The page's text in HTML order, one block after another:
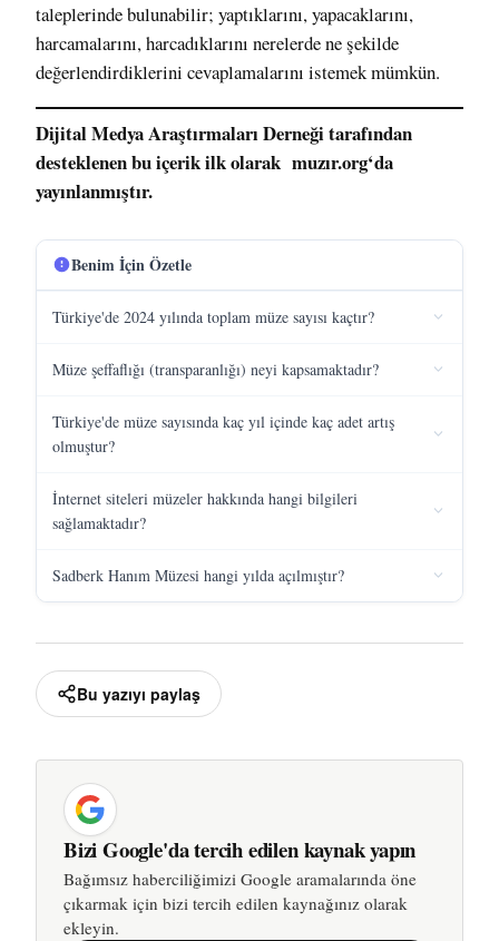
taleplerinde bulunabilir; yaptıklarını, yapacaklarını,
harcamalarını, harcadıklarını nerelerde ne şekilde
değerlendirdiklerini cevaplamalarını istemek mümkün.
Dijital Medya Araştırmaları Derneği tarafından
desteklenen bu içerik ilk olarak muzır.org‘da
yayınlanmıştır.
Benim İçin Özetle
Türkiye'de 2024 yılında toplam müze sayısı kaçtır?
Müze şeffaflığı (transparanlığı) neyi kapsamaktadır?
Türkiye'de müze sayısında kaç yıl içinde kaç adet artış
olmuştur?
İnternet siteleri müzeler hakkında hangi bilgileri
sağlamaktadır?
Sadberk Hanım Müzesi hangi yılda açılmıştır?
Bu yazıyı paylaş
Bizi Google'da tercih edilen kaynak yapın
Bağımsız haberciliğimizi Google aramalarında öne
çıkarmak için bizi tercih edilen kaynağınız olarak
ekleyin.